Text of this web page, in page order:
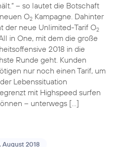
– so lautet die Botschaft
O2Kampagne. Dahinter
der neue Unlimited-Tarif O2
in One, mit dem die große
2018 in die
Runde geht. Kunden
nur noch einen Tarif, um
Lebenssituation
mit Highspeed surfen
– unterwegs […]
August 2018